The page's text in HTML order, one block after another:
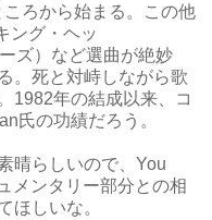
ろから始まる。この他
ング・ヘッ
ズ）など選曲が絶妙
。死と対峙しながら歌
1982年の結成以来、コ
氏の功績だろう。
晴らしいので、You
メンタリー部分との相
ほしいな。